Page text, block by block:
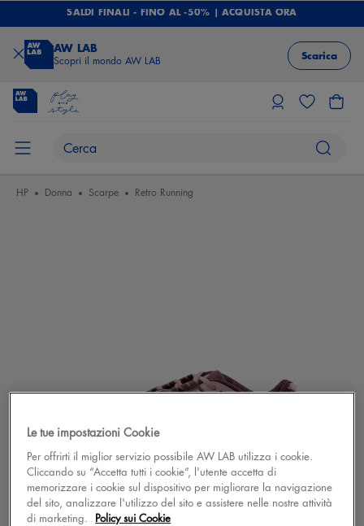
SALDI FINALI - FINO AL -50% | ACQUISTA ORA
AW LAB
Scopri il mondo AW LAB Scarica
HP Donna Scarpe Retro Running
Le tue impostazioni Cookie
Per offrirti il miglior servizio possibile AW LAB utilizza i cookie.
Cliccando su “Accetta tutti i cookie”, l'utente accetta di
memorizzare i cookie sul dispositivo per migliorare la navigazione
del sito, analizzare l'utilizzo del sito e assistere nelle nostre attività
di marketing. Policy sui Cookie